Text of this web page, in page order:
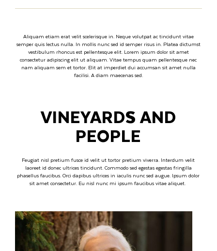
Aliquam etiam erat velit scelerisque in. Neque volutpat ac tincidunt vitae
semper quis lectus nulla. In mollis nunc sed id semper risus in. Platea dictumst
vestibulum rhoncus est pellentesque elit. Lorem ipsum dolor sit amet
consectetur adipiscing elit ut aliquam. Vitae tempus quam pellentesque nec
nam aliquam sem et tortor. Elit at imperdiet dui accumsan sit amet nulla
facilisi. A diam maecenas sed.
VINEYARDS AND
PEOPLE
Feugiat nisl pretium fusce id velit ut tortor pretium viverra. Interdum velit
laoreet id donec ultrices tincidunt. Commodo sed egestas egestas fringilla
phasellus faucibus. Orci dapibus ultrices in iaculis nunc sed augue. Ipsum dolor
sit amet consectetur. Eu nisl nunc mi ipsum faucibus vitae aliquet.